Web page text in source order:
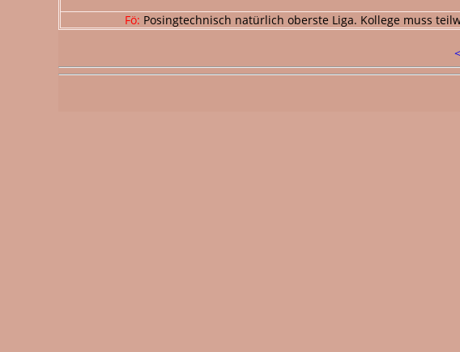
Fö: Posingtechnisch natürlich oberste Liga. Kollege muss